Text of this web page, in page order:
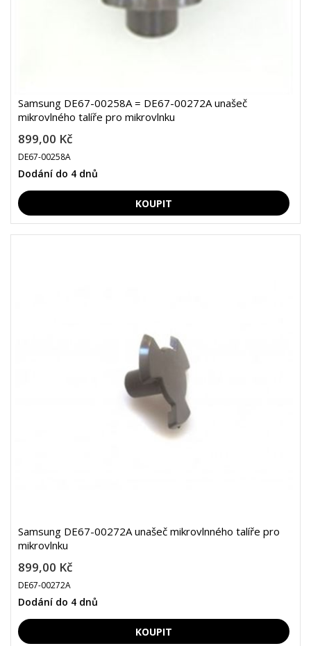
Samsung DE67-00258A = DE67-00272A unašeč
mikrovlného talíře pro mikrovlnku
899,00 Kč
DE67-00258A
Dodání do 4 dnů
Samsung DE67-00272A unašeč mikrovlnného talíře pro
mikrovlnku
899,00 Kč
DE67-00272A
Dodání do 4 dnů